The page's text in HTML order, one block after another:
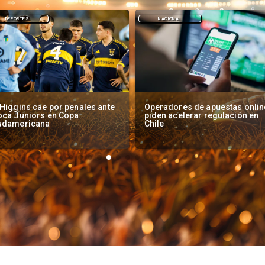
de apuestas online
acelerar regulación en
NACIONAL
Fallece Lucy López Cruz,
primera medallista chilena en
Juegos Panamericanos
DEPORTES